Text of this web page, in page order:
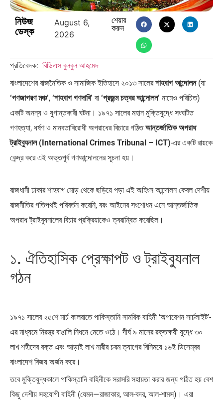
এশিয়ান সেঞ্চুরির দ্বৈরথ: চীন-ভারতের
নিউজ
ডেস্ক
August 6,
2026
শেয়ার
করুন
প্রতিবেদক: বিডিএস বুলবুল আহমেদ
বাংলাদেশের রাজনৈতিক ও সামাজিক ইতিহাসে ২০১৩ সালেরশাহবাগ আন্দোলন(যা
‘গণজাগরণ মঞ্চ’, ‘শাহবাগ গণদাবি’ বা ‘প্রজন্ম চত্বর আন্দোলন’ নামেও পরিচিত)
একটি অনন্য ও যুগান্তকারী ঘটনা। ১৯৭১ সালের মহান মুক্তিযুদ্ধে সংঘটিত
গণহত্যা, ধর্ষণ ও মানবতাবিরোধী অপরাধের বিচারে গঠিতআন্তর্জাতিক অপরাধ
ট্রাইব্যুনাল (International Crimes Tribunal – ICT)-এর একটি রায়কে
কেন্দ্র করে এই অভূতপূর্ব গণআন্দোলনের সূচনা হয়।
রাজধানী ঢাকার শাহবাগ মোড় থেকে ছড়িয়ে পড়া এই অহিংস আন্দোলন কেবল দেশীয়
রাজনীতির গতিপথই পরিবর্তন করেনি, বরং আইনের সংশোধন এনে আন্তর্জাতিক
অপরাধ ট্রাইব্যুনালের বিচার প্রক্রিয়াকেও ত্বরান্বিত করেছিল।
১. ঐতিহাসিক প্রেক্ষাপট ও ট্রাইব্যুনাল
গঠন
১৯৭১ সালের ২৫শে মার্চ কালরাতে পাকিস্তানি সামরিক বাহিনী ‘অপারেশন সার্চলাইট’-
এর মাধ্যমে নিরস্ত্র বাঙালি নিধনে মেতে ওঠে। দীর্ঘ ৯ মাসের রক্তক্ষয়ী যুদ্ধে ৩০
লাখ শহীদের রক্ত এবং আড়াই লাখ নারীর চরম ত্যাগের বিনিময়ে ১৬ই ডিসেম্বর
বাংলাদেশ বিজয় অর্জন করে।
তবে মুক্তিযুদ্ধকালে পাকিস্তানি বাহিনীকে সরাসরি সহায়তা করার জন্য গঠিত হয় বেশ
কিছু দেশীয় সহযোগী বাহিনী (যেমন—রাজাকার, আল-বদর, আল-শামস)। এরা